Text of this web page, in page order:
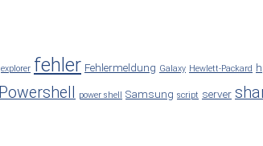
explorer fehler Fehlermeldung Galaxy Hewlett-Packard
Powershell power shell Samsung script server